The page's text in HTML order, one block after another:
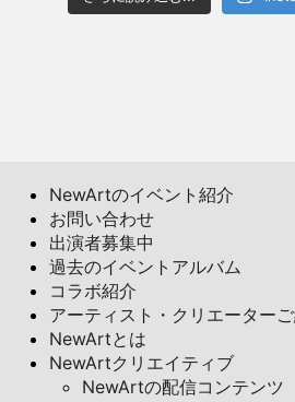
NewArtのイベント紹介
お問い合わせ
出演者募集中
過去のイベントアルバム
コラボ紹介
アーティスト・クリエーター
NewArtとは
NewArtクリエイティブ
NewArtの配信コンテンツ